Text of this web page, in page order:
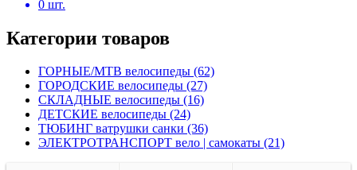
0 шт.
Категории товаров
ГОРНЫЕ/MTB велосипеды (62)
ГОРОДСКИЕ велосипеды (27)
СКЛАДНЫЕ велосипеды (16)
ДЕТСКИЕ велосипеды (24)
ТЮБИНГ ватрушки санки (36)
ЭЛЕКТРОТРАНСПОРТ вело | самокаты (21)